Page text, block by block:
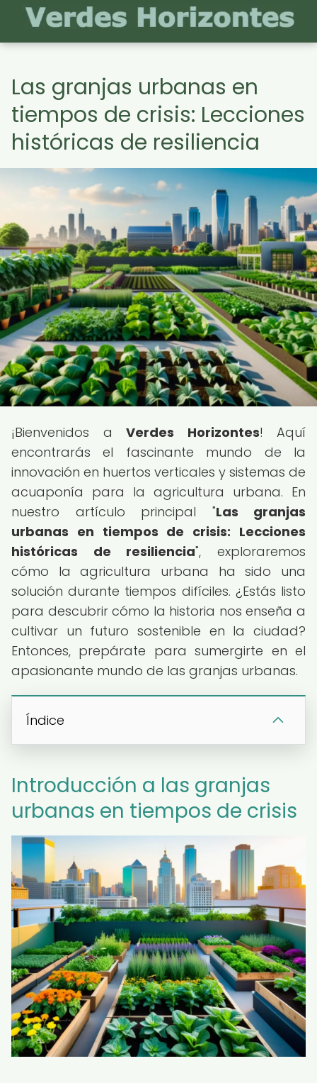
Las granjas urbanas en
tiempos de crisis: Lecciones
históricas de resiliencia
¡Bienvenidos a Verdes Horizontes! Aquí
encontrarás el fascinante mundo de la
innovación en huertos verticales y sistemas de
acuaponía para la agricultura urbana. En
nuestro artículo principal "Las granjas
urbanas en tiempos de crisis: Lecciones
históricas de resiliencia", exploraremos
cómo la agricultura urbana ha sido una
solución durante tiempos difíciles. ¿Estás listo
para descubrir cómo la historia nos enseña a
cultivar un futuro sostenible en la ciudad?
Entonces, prepárate para sumergirte en el
apasionante mundo de las granjas urbanas.
Índice
Introducción a las granjas
urbanas en tiempos de crisis